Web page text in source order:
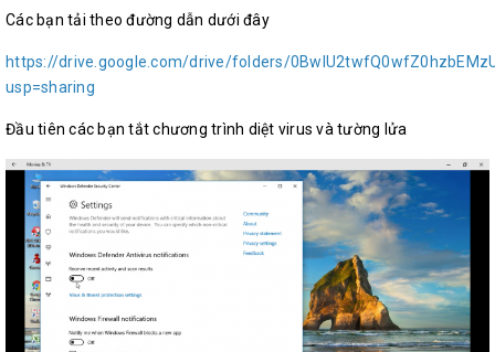
Các bạn tải theo đường dẫn dưới đây
https://drive.google.com/drive/folders/
usp=sharing
Đầu tiên các bạn tắt chương trình diệt virus và tường lửa